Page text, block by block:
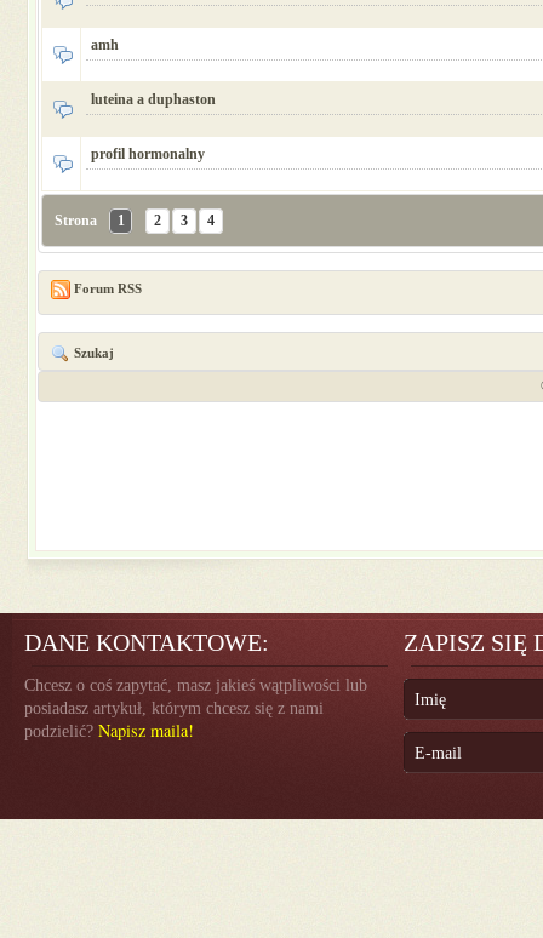
amh
luteina a duphaston
profil hormonalny
Strona 1 2 3 4
Forum RSS
Szukaj
DANE KONTAKTOWE:
Chcesz o coś zapytać, masz jakieś wątpliwości lub
posiadasz artykuł, którym chcesz się z nami
podzielić? Napisz maila!
ZAPISZ SIĘ